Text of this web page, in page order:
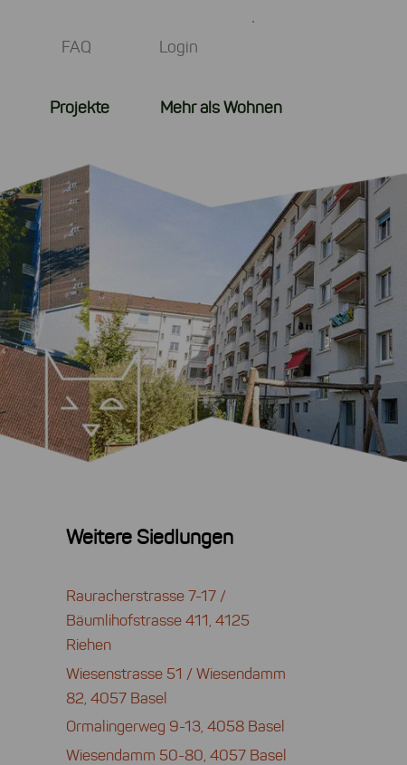
FAQ Login
Projekte Mehr als Wohnen
Weitere Siedlungen
Rauracherstrasse 7-17 /
Bäumlihofstrasse 411, 4125
Riehen
Wiesenstrasse 51 / Wiesendamm
82, 4057 Basel
Ormalingerweg 9-13, 4058 Basel
Wiesendamm 50-80, 4057 Basel